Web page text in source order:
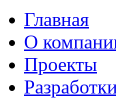
Главная
О
Проекты